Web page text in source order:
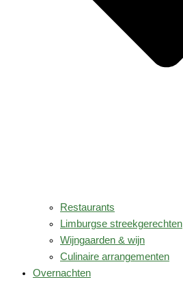
Restaurants
Limburgse streekgerechten
Wijngaarden & wijn
Culinaire arrangementen
Overnachten